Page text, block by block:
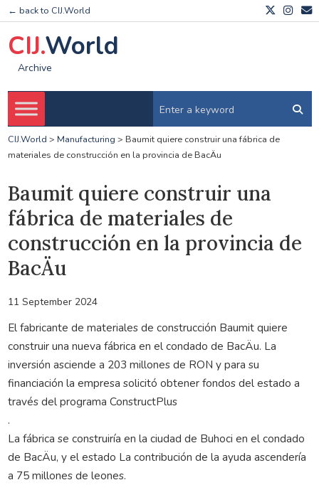
← back to CIJ.World
CIJ.World
Archive
CIJ.World > Manufacturing > Baumit quiere construir una fábrica de
materiales de construcción en la provincia de BacÄu
Baumit quiere construir una
fábrica de materiales de
construcción en la provincia de
BacÄu
11 September 2024
El fabricante de materiales de construcción Baumit quiere
construir una nueva fábrica en el condado de BacÄu. La
inversión asciende a 203 millones de RON y para su
financiación la empresa solicitó obtener fondos del estado a
través del programa ConstructPlus
.
La fábrica se construiría en la ciudad de Buhoci en el condado
de BacÄu, y el estado La contribución de la ayuda ascendería
a 75 millones de leones.